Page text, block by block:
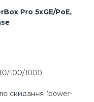
Pro 5xGE/PoE,
100/1000
скидання (power-